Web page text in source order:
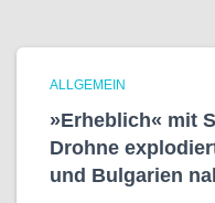
ALLGEMEIN
»Erheblich« mit
Drohne
und Bulgarien